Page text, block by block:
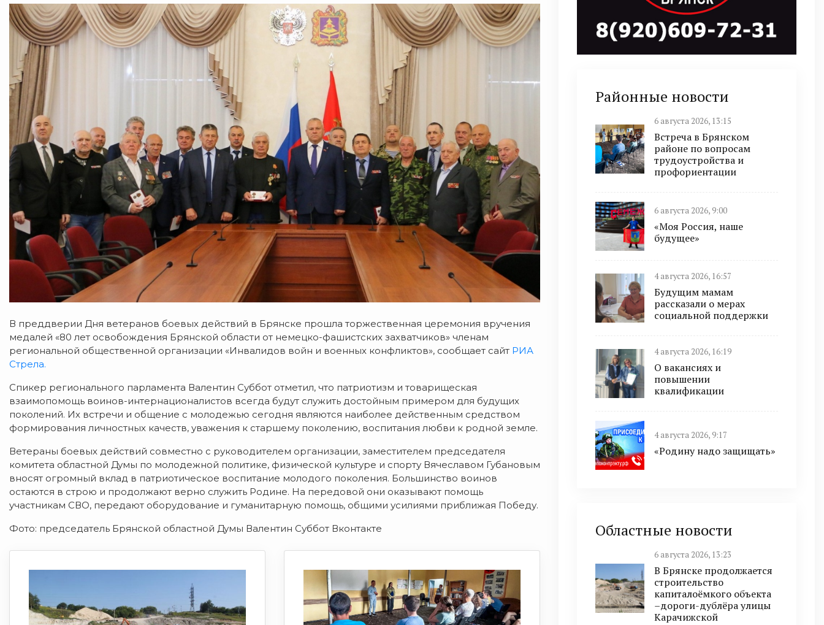
В преддверии Дня ветеранов боевых действий в Брянске прошла торжественная церемония вручения
медалей «80 лет освобождения Брянской области от немецко-фашистских захватчиков» членам
региональной общественной организации «Инвалидов войн и военных конфликтов», сообщает сайт РИА
Стрела.
Спикер регионального парламента Валентин Суббот отметил, что патриотизм и товарищеская
взаимопомощь воинов-интернационалистов всегда будут служить достойным примером для будущих
поколений. Их встречи и общение с молодежью сегодня являются наиболее действенным средством
формирования личностных качеств, уважения к старшему поколению, воспитания любви к родной земле.
Ветераны боевых действий совместно с руководителем организации, заместителем председателя
комитета областной Думы по молодежной политике, физической культуре и спорту Вячеславом Губановым
вносят огромный вклад в патриотическое воспитание молодого поколения. Большинство воинов
остаются в строю и продолжают верно служить Родине. На передовой они оказывают помощь
участникам СВО, передают оборудование и гуманитарную помощь, общими усилиями приближая Победу.
Фото: председатель Брянской областной Думы Валентин Суббот Вконтакте
Районные новости
6 августа 2026, 13:15
Встреча в Брянском
районе по вопросам
трудоустройства и
профориентации
6 августа 2026, 9:00
«Моя Россия, наше
будущее»
4 августа 2026, 16:57
Будущим мамам
рассказали о мерах
социальной поддержки
4 августа 2026, 16:19
О вакансиях и
повышении
квалификации
4 августа 2026, 9:17
«Родину надо защищать»
Областные новости
6 августа 2026, 13:23
В Брянске продолжается
строительство
капиталоёмкого объекта
–дороги-дублёра улицы
Карачижской